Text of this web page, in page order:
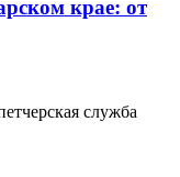
крае: от
служба